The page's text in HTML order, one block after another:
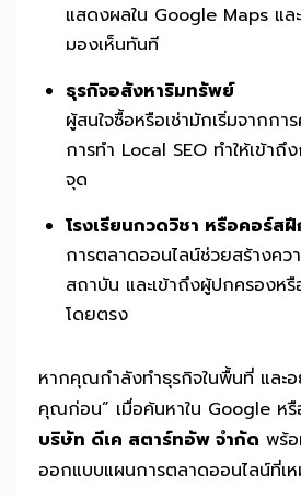
แสดงผลใน Google Maps แล
มองเห็นทันที
ธุรกิจอสังหาริมทรัพย์
ผู้สนใจซื้อหรือเช่ามักเริ่มจากกา
การทำ Local SEO ทำให้เข้าถึ
จุด
โรงเรียนกวดวิชา หรือคอร์ส
การตลาดออนไลน์ช่วยสร้างคว
สถาบัน และเข้าถึงผู้ปกครองห
โดยตรง
หากคุณกำลังทำธุรกิจในพื้นที่ และอ
คุณก่อน” เมื่อค้นหาใน Google หรื
บริษัท ดีเค สตาร์ทอัพ จำกัด พร้อ
ออกแบบแผนการตลาดออนไลน์ที่เ